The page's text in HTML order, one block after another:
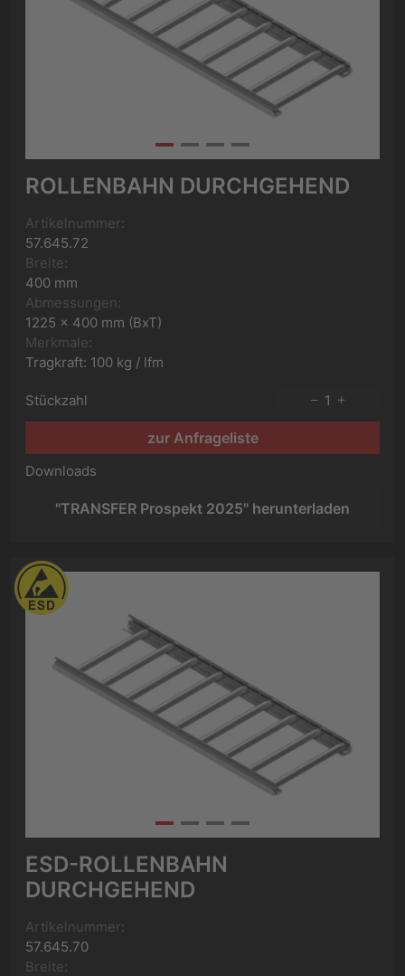
ROLLENBAHN DURCHGEHEND
Artikelnummer:
57.645.72
Breite:
400 mm
Abmessungen:
1225 x 400 mm (BxT)
Merkmale:
Tragkraft: 100 kg / lfm
Stückzahl 1
zur Anfrageliste
Downloads
"TRANSFER Prospekt 2025" herunterladen
ESD-ROLLENBAHN
DURCHGEHEND
Artikelnummer:
57.645.70
Breite: